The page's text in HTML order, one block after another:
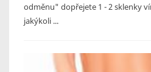
odměnu" dopřejete 1 - 2 sklenky
jakýkoli ...